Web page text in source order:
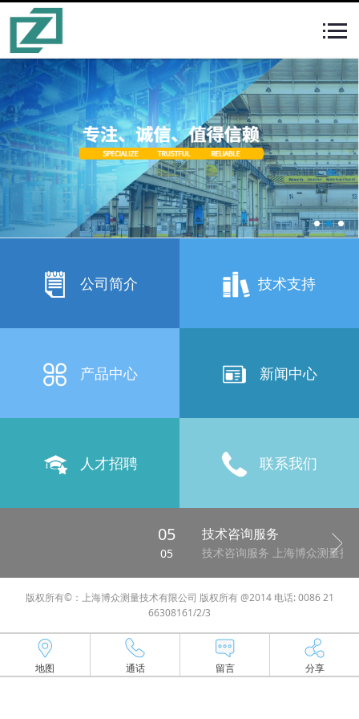
公司简介 技术支持
产品中心 新闻中心
人才招聘 联系我们
技术咨询服务
技术咨询服务 上海博众测量技术有限公司成立近十年以...
版权所有©：上海博众测量技术有限公司 版权所有 @2014 电话: 0086 21
66308161/2/3
地图 通话 留言 分享